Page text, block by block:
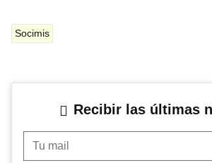
Socimis
Recibir las últimas
Tu mail